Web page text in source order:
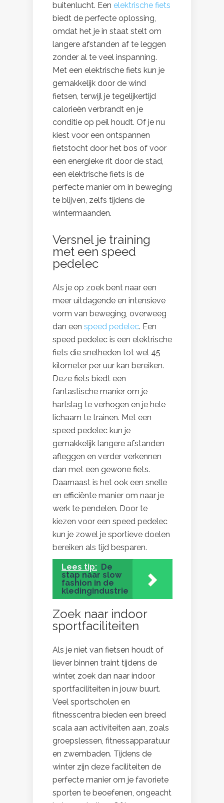
buitenlucht. Een elektrische fiets
biedt de perfecte oplossing,
omdat het je in staat stelt om
langere afstanden af te leggen
zonder al te veel inspanning.
Met een elektrische fiets kun je
gemakkelijk door de wind
fietsen, terwijl je tegelijkertijd
calorieën verbrandt en je
conditie op peil houdt. Of je nu
kiest voor een ontspannen
fietstocht door het bos of voor
een energieke rit door de stad,
een elektrische fiets is de
perfecte manier om in beweging
te blijven, zelfs tijdens de
wintermaanden.
Versnel je training
met een speed
pedelec
Als je op zoek bent naar een
meer uitdagende en intensieve
vorm van beweging, overweeg
dan een speed pedelec. Een
speed pedelec is een elektrische
fiets die snelheden tot wel 45
kilometer per uur kan bereiken.
Deze fiets biedt een
fantastische manier om je
hartslag te verhogen en je hele
lichaam te trainen. Met een
speed pedelec kun je
gemakkelijk langere afstanden
afleggen en verder verkennen
dan met een gewone fiets.
Daarnaast is het ook een snelle
en efficiënte manier om naar je
werk te pendelen. Door te
kiezen voor een speed pedelec
kun je zowel je sportieve doelen
bereiken als tijd besparen.
Lees tip: De
stap naar slow
fashion in de
kledingindustrie
Zoek naar indoor
sportfaciliteiten
Als je niet van fietsen houdt of
liever binnen traint tijdens de
winter, zoek dan naar indoor
sportfaciliteiten in jouw buurt.
Veel sportscholen en
fitnesscentra bieden een breed
scala aan activiteiten aan, zoals
groepslessen, fitnessapparatuur
en zwembaden. Tijdens de
winter zijn deze faciliteiten de
perfecte manier om je favoriete
sporten te beoefenen, ongeacht